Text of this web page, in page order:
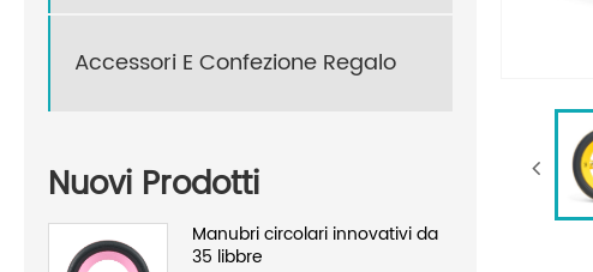
Accessori E Confezione Regalo
Nuovi Prodotti
Manubri circolari innovativi da
35 libbre